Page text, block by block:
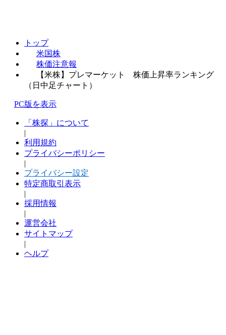
トップ
米国株
株価注意報
【米株】プレマーケット 株価上昇率ランキング
（日中足チャート）
PC版を表示
「株探」について
|
利用規約
プライバシーポリシー
|
プライバシー設定
特定商取引表示
|
採用情報
|
運営会社
サイトマップ
|
ヘルプ